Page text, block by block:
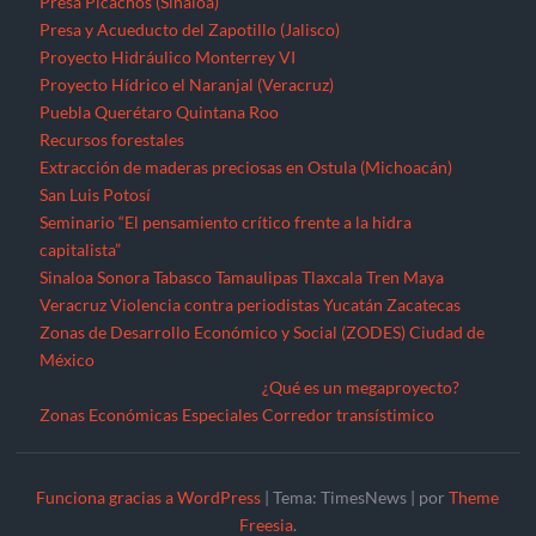
Presa y Acueducto del Zapotillo (Jalisco)
Proyecto Hidráulico Monterrey VI
Proyecto Hídrico el Naranjal (Veracruz)
Puebla Querétaro Quintana Roo
Recursos forestales
Extracción de maderas preciosas en Ostula (Michoacán)
San Luis Potosí
Seminario “El pensamiento crítico frente a la hidra
capitalista”
Sinaloa Sonora Tabasco Tamaulipas Tlaxcala Tren Maya
Veracruz Violencia contra periodistas Yucatán Zacatecas
Zonas de Desarrollo Económico y Social (ZODES) Ciudad de
México
Zonas Económicas Especiales
¿Qué es un megaproyecto?
Corredor transístimico
Funciona gracias a WordPress |Tema: TimesNews | porTheme
Freesia.